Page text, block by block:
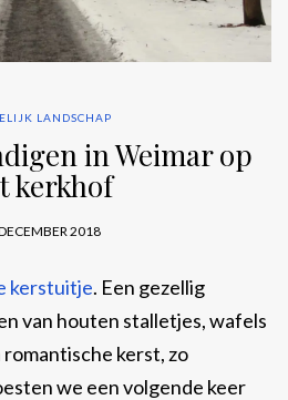
LANDSCHAP
in Weimar op
kerkhof
2018
kerstuitje. Een gezellig
van houten stalletjes, wafels
kerst, zo
we een volgende keer